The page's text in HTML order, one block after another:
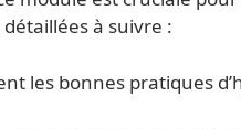
à suivre :
les bonnes pratiques